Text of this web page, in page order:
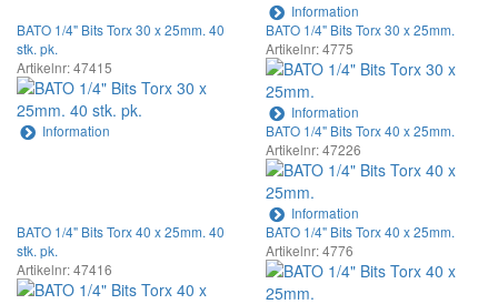
Information
BATO 1/4" Bits Torx 30 x 25mm. 40
stk. pk.
Artikelnr: 47415
Information
BATO 1/4" Bits Torx 30 x 25mm.
Artikelnr: 4775
Information
BATO 1/4" Bits Torx 40 x 25mm.
Artikelnr: 47226
Information
BATO 1/4" Bits Torx 40 x 25mm. 40
stk. pk.
Artikelnr: 47416
BATO 1/4" Bits Torx 40 x 25mm.
Artikelnr: 4776